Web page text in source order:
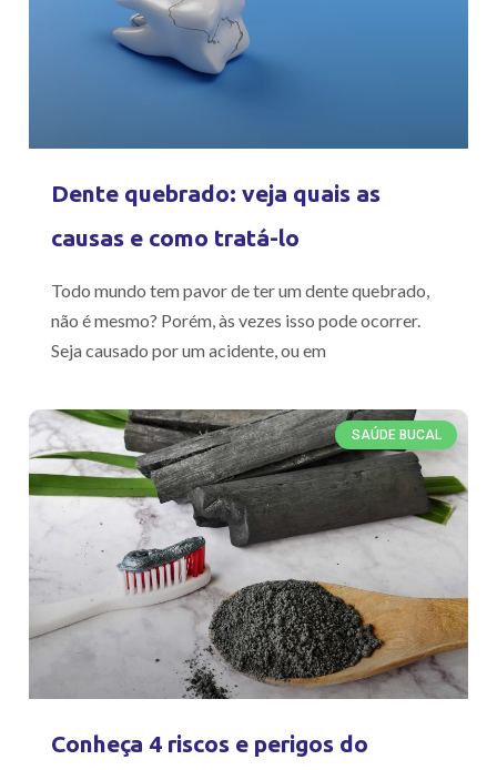
Dente quebrado: veja quais as
causas e como tratá-lo
Todo mundo tem pavor de ter um dente quebrado,
não é mesmo? Porém, às vezes isso pode ocorrer.
Seja causado por um acidente, ou em
SAÚDE BUCAL
Conheça 4 riscos e perigos do